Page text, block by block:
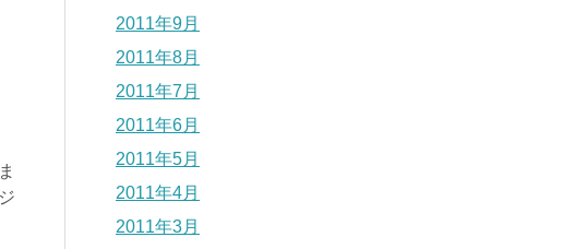
2011年9月
2011年8月
2011年7月
2011年6月
2011年5月
2011年4月
2011年3月